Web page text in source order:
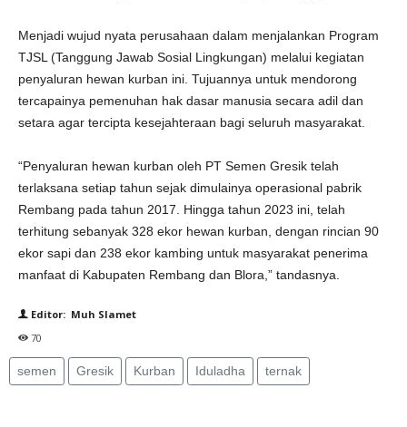
Menjadi wujud nyata perusahaan dalam menjalankan Program
TJSL (Tanggung Jawab Sosial Lingkungan) melalui kegiatan
penyaluran hewan kurban ini. Tujuannya untuk mendorong
tercapainya pemenuhan hak dasar manusia secara adil dan
setara agar tercipta kesejahteraan bagi seluruh masyarakat.
“Penyaluran hewan kurban oleh PT Semen Gresik telah
terlaksana setiap tahun sejak dimulainya operasional pabrik
Rembang pada tahun 2017. Hingga tahun 2023 ini, telah
terhitung sebanyak 328 ekor hewan kurban, dengan rincian 90
ekor sapi dan 238 ekor kambing untuk masyarakat penerima
manfaat di Kabupaten Rembang dan Blora,” tandasnya.
Editor: Muh Slamet
70
semen Gresik Kurban Iduladha ternak